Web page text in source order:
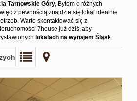
Oferty
Dzialki
Tarnowskie Góry, Bytom o różnych
z pewnością znajdzie się lokal idealnie
Warto skontaktować się z
7house już dziś, aby
lokalach na wynajem Śląsk.